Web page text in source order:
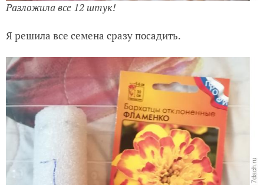
Разложила все 12 штук!
Я решила все семена сразу посадить.